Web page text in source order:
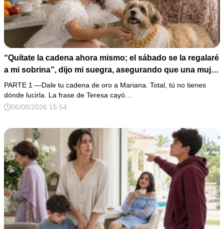
“Quítate la cadena ahora mismo; el sábado se la regalaré
a mi sobrina”, dijo mi suegra, asegurando que una mujer
con las manos marcadas por espinas no merecía 50
gramos de oro. Mi esposo guardó silencio, así que
obedecí con calma y le pedí que preparara la fiesta. Ella
completo que había intentado ocultar.
PARTE 1 —Dale tu cadena de oro a Mariana. Total, tú no tienes
dónde lucirla. La frase de Teresa cayó…
06/08/2026 15:54